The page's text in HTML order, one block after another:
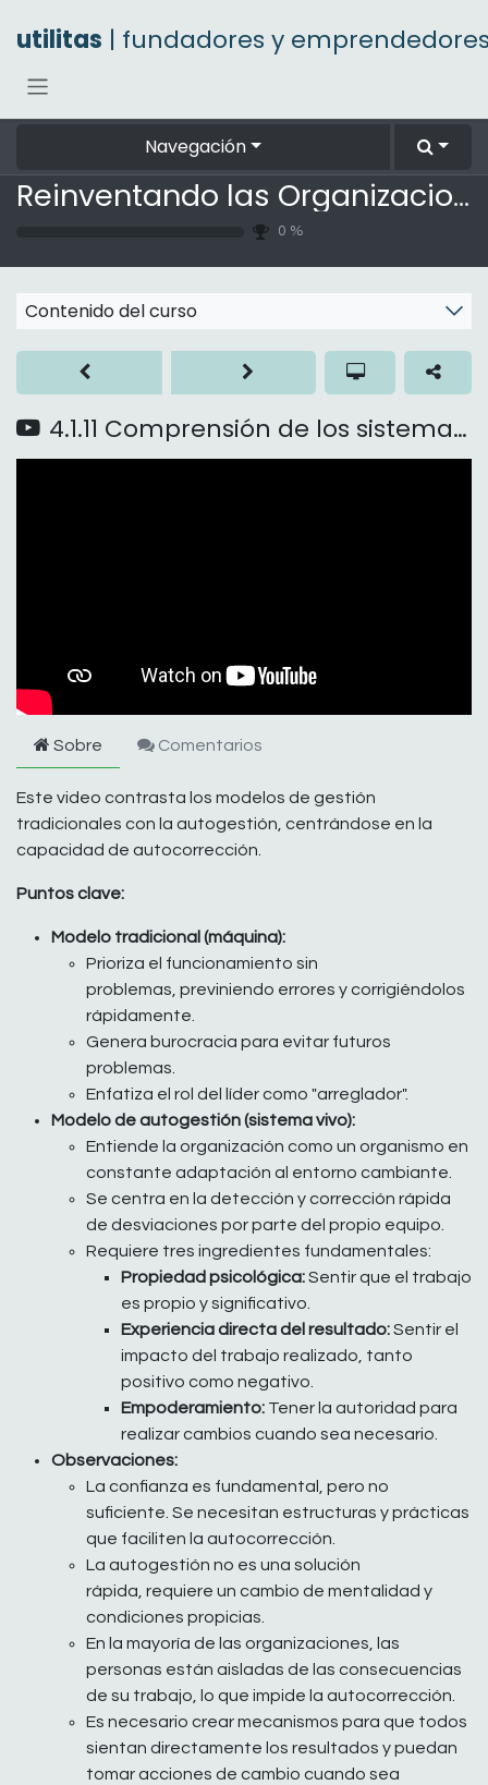
utilitas | fundadores y
Navegación
Reinventando las Organizaciones
0 %
Contenido del curso
4.1.11 Comprensión de los sistemas de autocorrección
Sobre Comentarios
Este video contrasta los modelos de gestión
tradicionales con la autogestión, centrándose en la
capacidad de autocorrección.
Puntos clave:
Modelo tradicional (máquina):
Prioriza el funcionamiento sin
problemas, previniendo errores y corrigiéndolos
rápidamente.
Genera burocracia para evitar futuros
problemas.
Enfatiza el rol del líder como "arreglador".
Modelo de autogestión (sistema vivo):
Entiende la organización como un organismo en
constante adaptación al entorno cambiante.
Se centra en la detección y corrección rápida
de desviaciones por parte del propio equipo.
Requiere tres ingredientes fundamentales:
Propiedad psicológica:Sentir que el trabajo
es propio y significativo.
Experiencia directa del resultado:Sentir el
impacto del trabajo realizado, tanto
positivo como negativo.
Empoderamiento: Tener la autoridad para
realizar cambios cuando sea necesario.
Observaciones:
La confianza es fundamental, pero no
suficiente. Se necesitan estructuras y prácticas
que faciliten la autocorrección.
La autogestión no es una solución
rápida, requiere un cambio de mentalidad y
condiciones propicias.
En la mayoría de las organizaciones, las
personas están aisladas de las consecuencias
de su trabajo, lo que impide la autocorrección.
Es necesario crear mecanismos para que todos
sientan directamente los resultados y puedan
tomar acciones de cambio cuando sea